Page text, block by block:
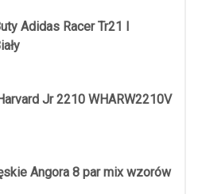
Adidas Racer Tr21 I
Jr 2210 WHARW2210V
Angora 8 par mix wzorów